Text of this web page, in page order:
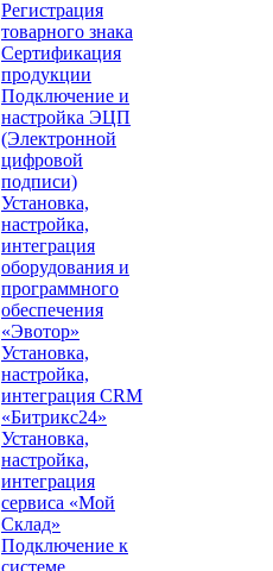
Регистрация
товарного знака
Сертификация
продукции
Подключение и
настройка ЭЦП
(Электронной
цифровой
подписи)
Установка,
настройка,
интеграция
оборудования и
программного
обеспечения
«Эвотор»
Установка,
настройка,
интеграция CRM
«Битрикс24»
Установка,
настройка,
интеграция
сервиса «Мой
Склад»
Подключение к
системе